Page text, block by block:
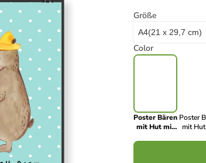
Größe
A4(21 x 29,7 cm)
Color
Poster Bären
mit Hut mit
Poster
mit